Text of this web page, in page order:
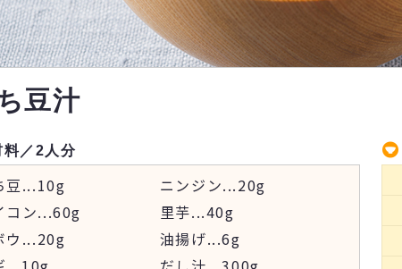
豆汁
料／2人分
豆...10g ニンジン...20g
コン...60g 里芋...40g
ウ ...20g 油揚げ...6g